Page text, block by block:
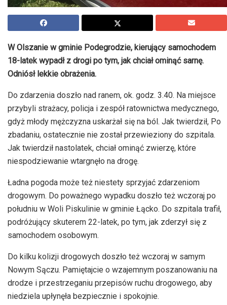
W Olszanie w gminie Podegrodzie, kierujący samochodem
18-latek wypadł z drogi po tym, jak chciał ominąć sarnę.
Odniósł lekkie obrażenia.
Do zdarzenia doszło nad ranem, ok. godz. 3.40. Na miejsce
przybyli strażacy, policja i zespół ratownictwa medycznego,
gdyż młody mężczyzna uskarżał się na ból. Jak twierdził, Po
zbadaniu, ostatecznie nie został przewieziony do szpitala.
Jak twierdził nastolatek, chciał ominąć zwierzę, które
niespodziewanie wtargnęło na drogę.
Ładna pogoda może też niestety sprzyjać zdarzeniom
drogowym. Do poważnego wypadku doszło też wczoraj po
południu w Woli Piskulinie w gminie Łącko. Do szpitala trafił,
podróżujący skuterem 22-latek, po tym, jak zderzył się z
samochodem osobowym.
Do kilku kolizji drogowych doszło też wczoraj w samym
Nowym Sączu. Pamiętajcie o wzajemnym poszanowaniu na
drodze i przestrzeganiu przepisów ruchu drogowego, aby
niedziela upłynęła bezpiecznie i spokojnie.